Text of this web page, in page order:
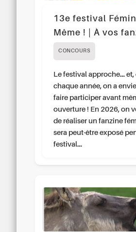
13e festival
Même ! | À vos
CONCOURS
Le festival approche… et,
chaque année, on a
faire participer avant
ouverture ! En 2026, on
de réaliser un fanzine
sera peut-être exposé
festival…